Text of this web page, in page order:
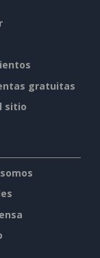
gratuitas
sitio